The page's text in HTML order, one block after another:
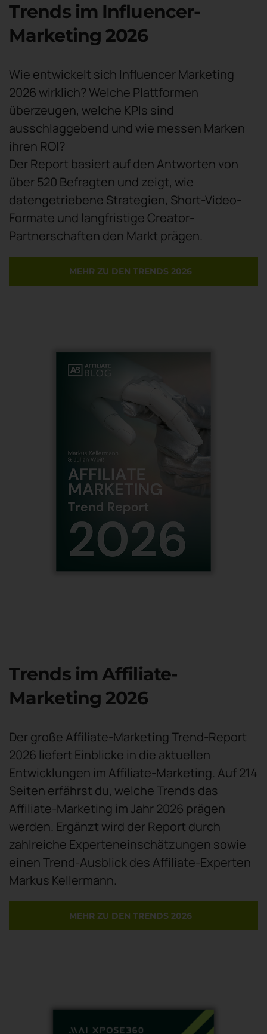
Trends im Influencer-
Marketing 2026
Wie entwickelt sich Influencer Marketing
2026 wirklich? Welche Plattformen
überzeugen, welche KPIs sind
ausschlaggebend und wie messen Marken
ihren ROI?
Der Report basiert auf den Antworten von
über 520 Befragten und zeigt, wie
datengetriebene Strategien, Short-Video-
Formate und langfristige Creator-
Partnerschaften den Markt prägen.
MEHR ZU DEN TRENDS 2026
Trends im Affiliate-
Marketing 2026
Der große Affiliate-Marketing Trend-Report
2026 liefert Einblicke in die aktuellen
Entwicklungen im Affiliate-Marketing. Auf 214
Seiten erfährst du, welche Trends das
Affiliate-Marketing im Jahr 2026 prägen
werden. Ergänzt wird der Report durch
zahlreiche Experteneinschätzungen sowie
einen Trend-Ausblick des Affiliate-Experten
Markus Kellermann.
MEHR ZU DEN TRENDS 2026